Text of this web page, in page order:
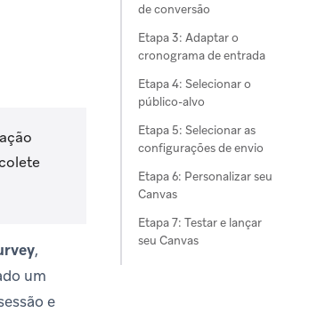
,
um
e
de conversão
Etapa 3: Adaptar o
cronograma de entrada
Etapa 4: Selecionar o
público-alvo
Etapa 5: Selecionar as
configurações de envio
Etapa 6: Personalizar seu
Canvas
Etapa 7: Testar e lançar
seu Canvas